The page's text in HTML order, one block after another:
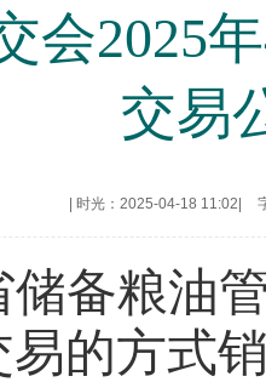
会2025
交易
时光：2025-04-18 11:02
储备粮油
易的方式